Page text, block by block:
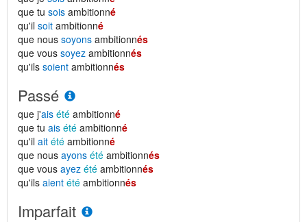
que tu sois ambitionné
qu'il soit ambitionné
que nous soyons ambitionnés
que vous soyez ambitionnés
qu'ils soient ambitionnés
Passé
que j'ais été ambitionné
que tu ais été ambitionné
qu'il ait été ambitionné
que nous ayons été ambitionnés
que vous ayez été ambitionnés
qu'ils aient été ambitionnés
Imparfait